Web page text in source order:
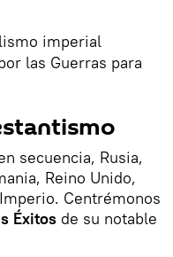
imperial
las Guerras para
secuencia, Rusia,
Reino Unido,
Centrémonos
Éxitos de su notable